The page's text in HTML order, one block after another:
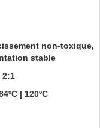
non-toxique,
stable
| 120ºC